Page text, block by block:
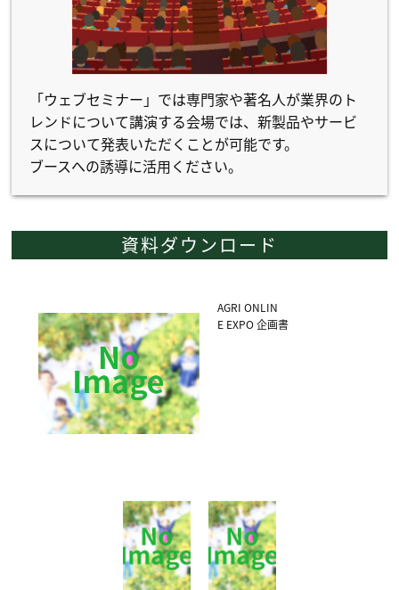
「ウェブセミナー」では専門家や著名人が業界のト
レンドについて講演する会場では、新製品やサービ
スについて発表いただくことが可能です。
ブースへの誘導に活用ください。
資料ダウンロード
AGRI ONLIN
E EXPO 企画書